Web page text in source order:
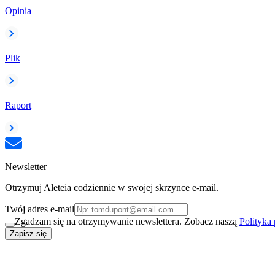
Opinia
Plik
Raport
Newsletter
Otrzymuj Aleteia codziennie w swojej skrzynce e-mail.
Twój adres e-mail
Zgadzam się na otrzymywanie newslettera. Zobacz naszą Polityka
Zapisz się